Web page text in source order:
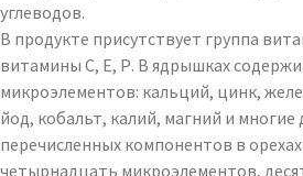
углеводов.
В продукте присутствует группа
витамины С, Е, Р. В ядрышках
микроэлементов: кальций, цинк,
йод, кобальт, калий, магний и
перечисленных компонентов в
четырнадцать микроэлементов,